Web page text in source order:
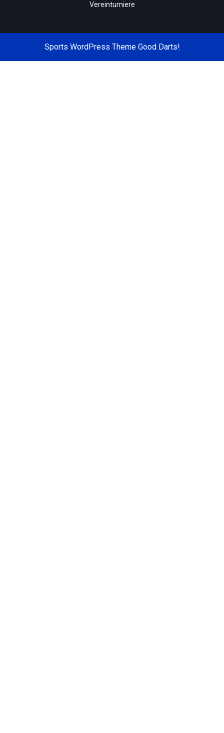
Vereinturniere
Sports WordPress ThemeGood Darts!